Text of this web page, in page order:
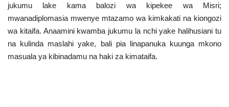
jukumu lake kama balozi wa kipekee wa Misri;
mwanadiplomasia mwenye mtazamo wa kimkakati na kiongozi
wa kitaifa. Anaamini kwamba jukumu la nchi yake halihusiani tu
na kulinda maslahi yake, bali pia linapanuka kuunga mkono
masuala ya kibinadamu na haki za kimataifa.